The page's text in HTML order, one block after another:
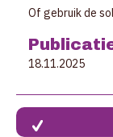
Of gebruik de
18.11.2025